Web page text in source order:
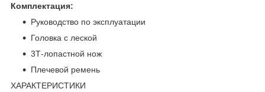
Комплектация:
Руководство по эксплуатации
Головка с леской
3Т-лопастной нож
Плечевой ремень
ХАРАКТЕРИСТИКИ